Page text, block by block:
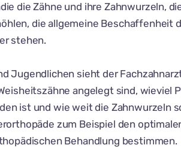
die Zähne und ihre Zahnwurzeln,
die allgemeine Beschaffenheit
stehen.
Jugendlichen sieht der
angelegt sind, wieviel
ist und wie weit die Zahnwurzeln
zum Beispiel den
Behandlung bestimmen.